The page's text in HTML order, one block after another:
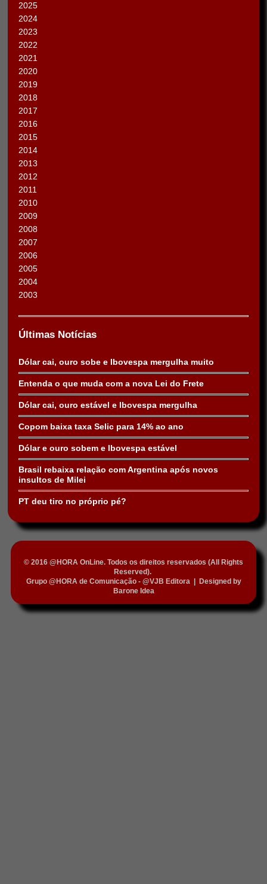
2025
2024
2023
2022
2021
2020
2019
2018
2017
2016
2015
2014
2013
2012
2011
2010
2009
2008
2007
2006
2005
2004
2003
Últimas Notícias
Dólar cai, ouro sobe e Ibovespa mergulha muito
Entenda o que muda com a nova Lei do Frete
Dólar cai, ouro estável e Ibovespa mergulha
Copom baixa taxa Selic para 14% ao ano
Dólar e ouro sobem e Ibovespa estável
Brasil rebaixa relação com Argentina após novos
insultos de Milei
PT deu tiro no próprio pé?
© 2016 @HORA OnLine. Todos os direitos reservados (All Rights
Reserved).
Grupo @HORA de Comunicação - @VJB Editora|
Designed by
Barone Idea